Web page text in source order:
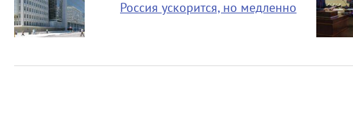
Россия ускорится, но медленно